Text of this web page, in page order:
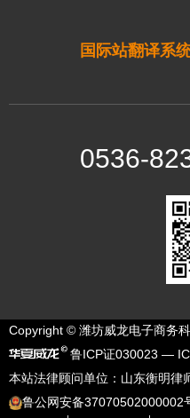
国际站翻译系
0536-
Copyright © 潍坊威龙电子商务
鲁ICP证030023 —
本站法律顾问单位：山东衡明律
鲁公网安备37070502000002